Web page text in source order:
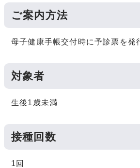
ご案内方法
母子健康手帳交付時に予診票を発
対象者
生後1歳未満
接種回数
1回